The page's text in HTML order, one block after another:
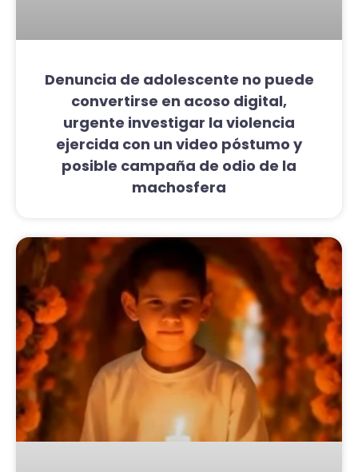
Denuncia de adolescente no puede
convertirse en acoso digital,
urgente investigar la violencia
ejercida con un video póstumo y
posible campaña de odio de la
machosfera